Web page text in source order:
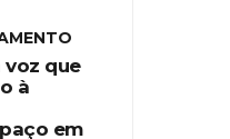
voz que
à
em